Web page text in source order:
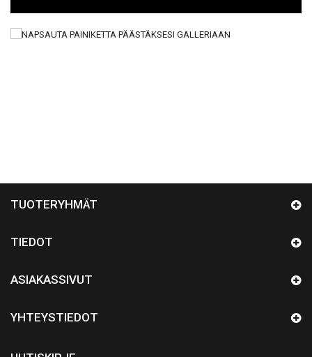
TUOTERYHMÄT
TIEDOT
ASIAKASSIVUT
YHTEYSTIEDOT